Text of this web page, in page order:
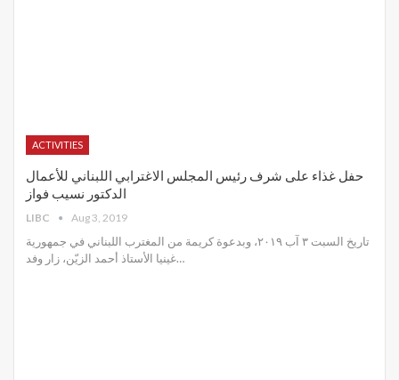
ACTIVITIES
حفل غذاء على شرف رئيس المجلس الاغترابي اللبناني للأعمال
الدكتور نسيب فواز
LIBC Aug 3, 2019
تاريخ السبت ٣ آب ٢٠١٩، وبدعوة كريمة من المغترب اللبناني في جمهورية
غينيا الأستاذ أحمد الزيّن، زار وفد…